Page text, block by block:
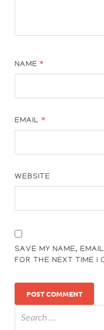
NAME*
EMAIL*
WEBSITE
SAVE MY NAME,
FOR THE NEXT TIME I